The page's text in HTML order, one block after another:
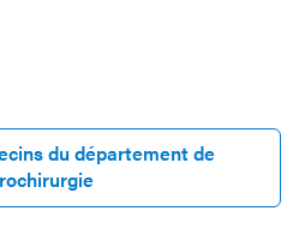
du département de